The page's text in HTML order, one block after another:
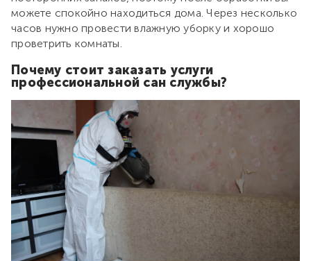
можете спокойно находиться дома. Через несколько
часов нужно провести влажную уборку и хорошо
проветрить комнаты.
Почему стоит заказать услуги
профессиональной сан службы?